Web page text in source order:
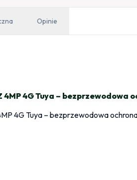
Opinie
4MP 4G Tuya –